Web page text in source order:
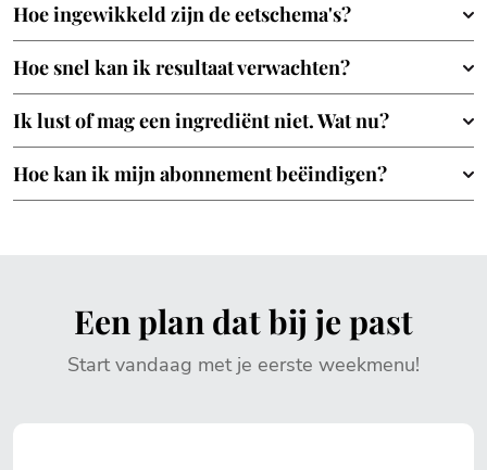
Hoe ingewikkeld zijn de eetschema's?
Hoe snel kan ik resultaat verwachten?
Ik lust of mag een ingrediënt niet. Wat nu?
Hoe kan ik mijn abonnement beëindigen?
Een plan dat bij je past
Start vandaag met je eerste weekmenu!